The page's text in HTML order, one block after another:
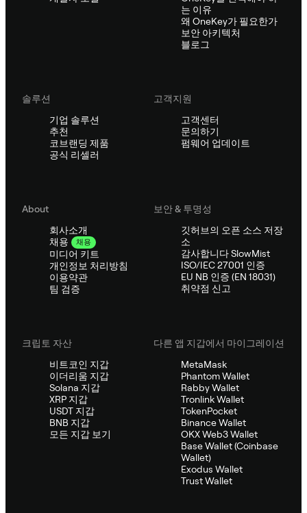
는 이유
왜 OneKey가 필요한가
보안 아키텍처
블로그
솔루션
기업 솔루션
추천
코브랜딩 제품
공식 리셀러
고객지원
고객센터
문의하기
펌웨어 업데이트
About
회사소개
채용
채용
미디어 키트
개인정보 처리방침
이용약관
팀 검증
보안 & 투명성
깃허브의 오픈 소스 저장
소
감사합니다 SlowMist
ISO/IEC 27001 인증
EU NB 인증 (EN 18031)
취약점 신고
크립토 자산
비트코인 지갑
이더리움 지갑
Solana 지갑
XRP 지갑
USDT 지갑
BNB 지갑
모든 지갑 보기
다른 앱 지갑에서 마이그레이션
MetaMask
Phantom Wallet
Rabby Wallet
Tronlink Wallet
TokenPocket
Binance Wallet
OKX Web3 Wallet
Base Wallet (Coinbase
Wallet)
Exodus Wallet
Trust Wallet